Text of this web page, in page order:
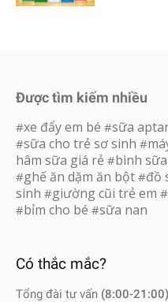
Được tìm kiếm nhiều
#xe đẩy em bé #sữa
#sữa cho trẻ sơ sinh #
hâm sữa giá rẻ #bình
#ghế ăn dặm ăn bột #đồ
sinh #giường cũi trẻ em #
#bỉm cho bé #sữa nan
Có thắc mắc?
Tổng đài tư vấn (8:00-21:00)